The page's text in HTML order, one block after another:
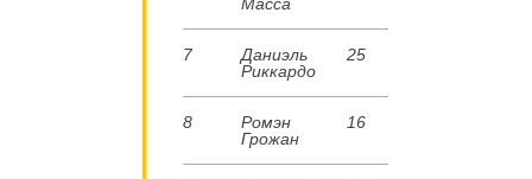
7
Даниэль
Риккардо
25
8
Ромэн
Грожан
16